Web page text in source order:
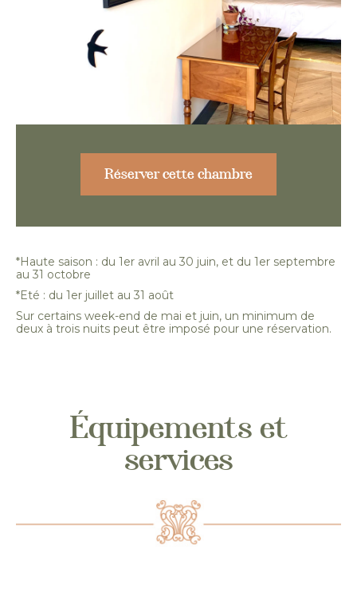
Réserver cette chambre
*Haute saison : du 1er avril au 30 juin, et du 1er septembre
au 31 octobre
*Eté : du 1er juillet au 31 août
Sur certains week-end de mai et juin, un minimum de
deux à trois nuits peut être imposé pour une réservation.
Équipements et
services